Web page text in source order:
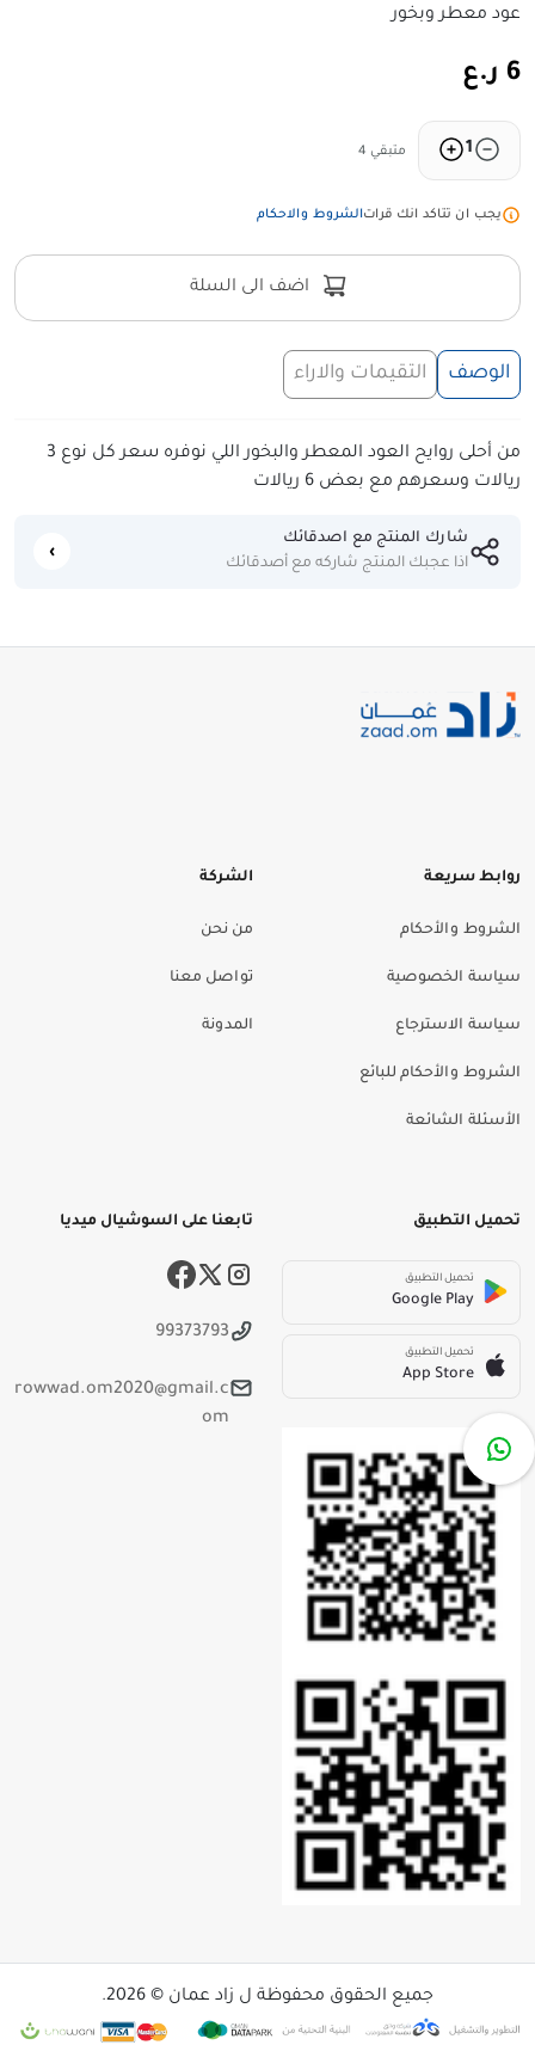
عود معطر وبخور
6 ر.ع
1 متبقي 4
يجب ان تتاكد انك قراتالشروط والاحكام
اضف الى السلة
الوصف التقيمات والاراء
من أحلى روايح العود المعطر والبخور اللي نوفره سعر كل نوع 3
ريالات وسعرهم مع بعض 6 ريالات
شارك المنتج مع اصدقائك
اذا عجبك المنتج شاركه مع أصدقائك
روابط سريعة
الشروط والأحكام
سياسة الخصوصية
سياسة الاسترجاع
الشروط والأحكام للبائع
الأسئلة الشائعة
الشركة
من نحن
تواصل معنا
المدونة
تحميل التطبيق
تحميل التطبيق
Google Play
تحميل التطبيق
App Store
تابعنا على السوشيال ميديا
99373793
rowwad.om2020@gmail.c
om
جميع الحقوق محفوظة ل زاد عمان © 2026.